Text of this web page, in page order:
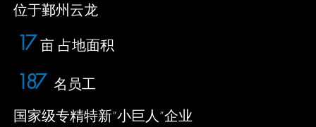
位于鄞州云龙
20 亩 占地面积
215 名员工
国家级专精特新”小巨人”企业